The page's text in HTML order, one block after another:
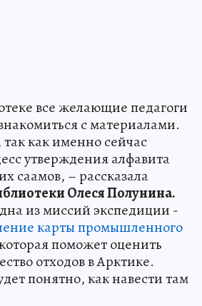
все желающие педагоги
с материалами.
как именно сейчас
утверждения алфавита
саамов, – рассказала
Олеся Полунина.
из миссий экспедиции -
карты промышленного
поможет оценить
отходов в Арктике.
понятно, как навести там